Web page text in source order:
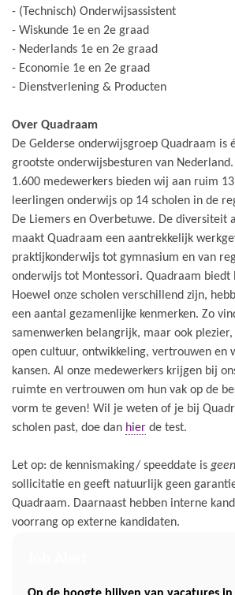
- (Technisch) Onderwijsassistent
- Wiskunde 1e en 2e graad
- Nederlands 1e en 2e graad
- Economie 1e en 2e graad
- Dienstverlening & Producten
Over Quadraam
De Gelderse onderwijsgroep Quadraam is
grootste onderwijsbesturen van
1.600 medewerkers bieden wij aan ruim
leerlingen onderwijs op 14 scholen in de
De Liemers en Overbetuwe. De diversiteit
maakt Quadraam een aantrekkelijk
praktijkonderwijs tot gymnasium en van
onderwijs tot Montessori. Quadraam biedt
Hoewel onze scholen verschillend zijn,
een aantal gezamenlijke kenmerken. Zo
samenwerken belangrijk, maar ook
open cultuur, ontwikkeling, vertrouwen en
kansen. Al onze medewerkers krijgen bij
ruimte en vertrouwen om hun vak op de
vorm te geven! Wil je weten of je bij
scholen past, doe dan hier de test.
Let op: de kennismaking/ speeddate is geen
sollicitatie en geeft natuurlijk geen
Quadraam. Daarnaast hebben interne
voorrang op externe kandidaten.